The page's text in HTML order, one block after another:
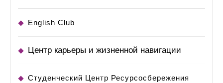
English Club
Центр карьеры и жизненной навигации
Студенческий Центр Ресурсосбережения